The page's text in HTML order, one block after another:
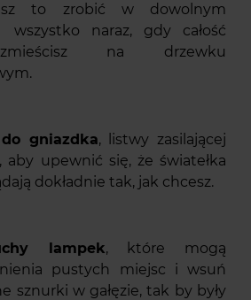
to zrobić w dowolnym
naraz, gdy całość
na drzewku
gniazdka, listwy zasilającej
aby upewnić się, że światełka
dokładnie tak, jak chcesz.
lampek, które mogą
pustych miejsc i wsuń
sznurki w gałęzie, tak by były